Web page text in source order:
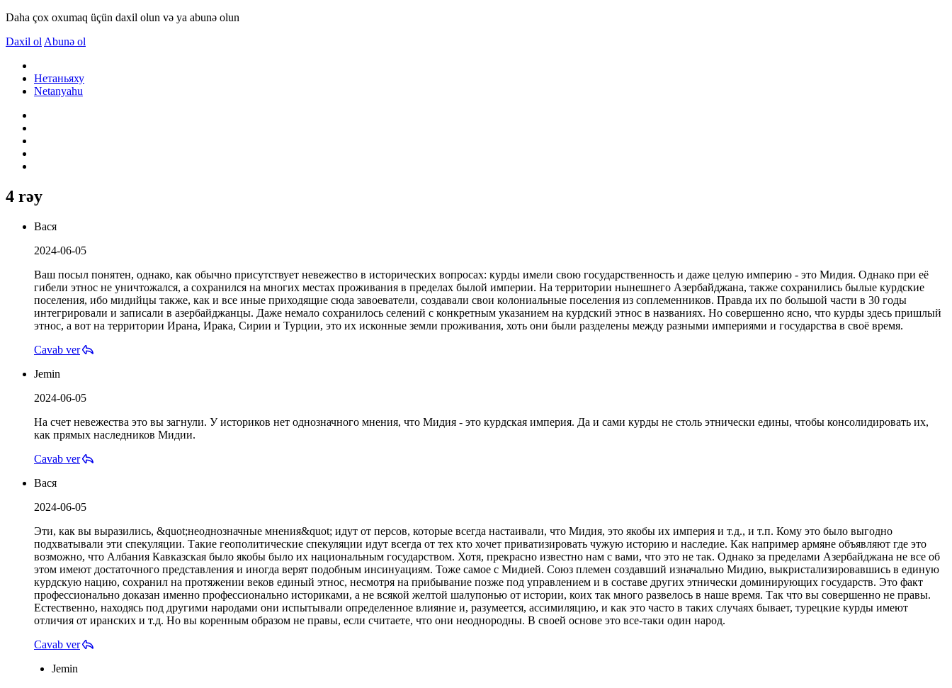
Daha çox oxumaq üçün daxil olun və ya abunə olun
Daxil ol Abunə ol
Нетаньяху
Netanyahu
4 rəy
Вася
2024-06-05
Ваш посыл понятен, однако, как обычно присутствует невежество в исторических вопросах: курды имели свою государственность и даже целую империю - это Мидия. Однако при её
гибели этнос не уничтожался, а сохранился на многих местах проживания в пределах былой империи. На территории нынешнего Азербайджана, также сохранились былые курдские
поселения, ибо мидийцы также, как и все иные приходящие сюда завоеватели, создавали свои колониальные поселения из соплеменников. Правда их по большой части в 30 годы
интегрировали и записали в азербайджанцы. Даже немало сохранилось селений с конкретным указанием на курдский этнос в названиях. Но совершенно ясно, что курды здесь пришлый
этнос, а вот на территории Ирана, Ирака, Сирии и Турции, это их исконные земли проживания, хоть они были разделены между разными империями и государства в своё время.
Cavab ver
Jemin
2024-06-05
На счет невежества это вы загнули. У историков нет однозначного мнения, что Мидия - это курдская империя. Да и сами курды не столь этнически едины, чтобы консолидировать их,
как прямых наследников Мидии.
Cavab ver
Вася
2024-06-05
Эти, как вы выразились, &quot;неоднозначные мнения&quot; идут от персов, которые всегда настаивали, что Мидия, это якобы их империя и т.д., и т.п. Кому это было выгодно
подхватывали эти спекуляции. Такие геополитические спекуляции идут всегда от тех кто хочет приватизировать чужую историю и наследие. Как например армяне объявляют где это
возможно, что Албания Кавказская было якобы было их национальным государством. Хотя, прекрасно известно нам с вами, что это не так. Однако за пределами Азербайджана не все об
этом имеют достаточного представления и иногда верят подобным инсинуациям. Тоже самое с Мидией. Союз племен создавший изначально Мидию, выкристализировавшись в единую
курдскую нацию, сохранил на протяжении веков единый этнос, несмотря на прибывание позже под управлением и в составе других этнически доминирующих государств. Это факт
профессионально доказан именно профессионально историками, а не всякой желтой шалупонью от истории, коих так много развелось в наше время. Так что вы совершенно не правы.
Естественно, находясь под другими народами они испытывали определенное влияние и, разумеется, ассимиляцию, и как это часто в таких случаях бывает, турецкие курды имеют
отличия от иранских и т.д. Но вы коренным образом не правы, если считаете, что они неоднородны. В своей основе это все-таки один народ.
Cavab ver
Jemin